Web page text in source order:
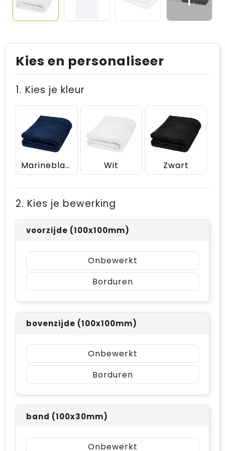
Kies en personaliseer
1. Kies je kleur
Marineblauw Wit Zwart
2. Kies je bewerking
voorzijde (100x100mm)
Onbewerkt
Borduren
bovenzijde (100x100mm)
Onbewerkt
Borduren
band (100x30mm)
Onbewerkt